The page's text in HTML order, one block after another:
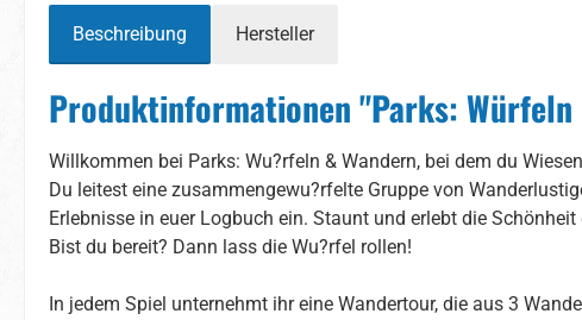
Beschreibung Hersteller
Produktinformationen "Parks: Würfeln
Willkommen bei Parks: Wu?rfeln & Wandern, bei dem du
Du leitest eine zusammengewu?rfelte Gruppe von
Erlebnisse in euer Logbuch ein. Staunt und erlebt die
Bist du bereit? Dann lass die Wu?rfel rollen!
In jedem Spiel unternehmt ihr eine Wandertour, die aus 3